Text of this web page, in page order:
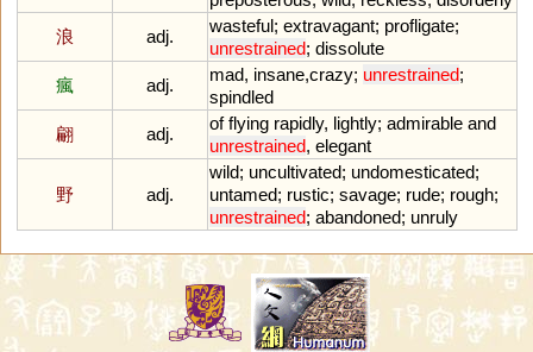
浪
adj.
wasteful; extravagant; profligate;
unrestrained; dissolute
瘋
adj.
mad, insane,crazy; unrestrained;
spindled
翩
adj.
of flying rapidly, lightly; admirable and
unrestrained, elegant
野 adj.
wild; uncultivated; undomesticated;
untamed; rustic; savage; rude; rough;
unrestrained; abandoned; unruly